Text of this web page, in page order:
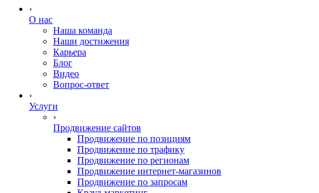
›
О нас
Наша команда
Наши достижения
Карьера
Блог
Видео
Вопрос-ответ
›
Услуги
›
Продвижение сайтов
Продвижение по позициям
Продвижение по трафику
Продвижение по регионам
Продвижение интернет-магазинов
Продвижение по запросам